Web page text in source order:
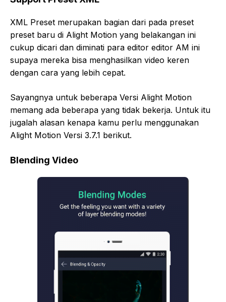
XML Preset merupakan bagian dari pada preset
preset baru di Alight Motion yang belakangan ini
cukup dicari dan diminati para editor editor AM ini
supaya mereka bisa menghasilkan video keren
dengan cara yang lebih cepat.
Sayangnya untuk beberapa Versi Alight Motion
memang ada beberapa yang tidak bekerja. Untuk itu
jugalah alasan kenapa kamu perlu menggunakan
Alight Motion Versi 3.7.1 berikut.
Blending Video